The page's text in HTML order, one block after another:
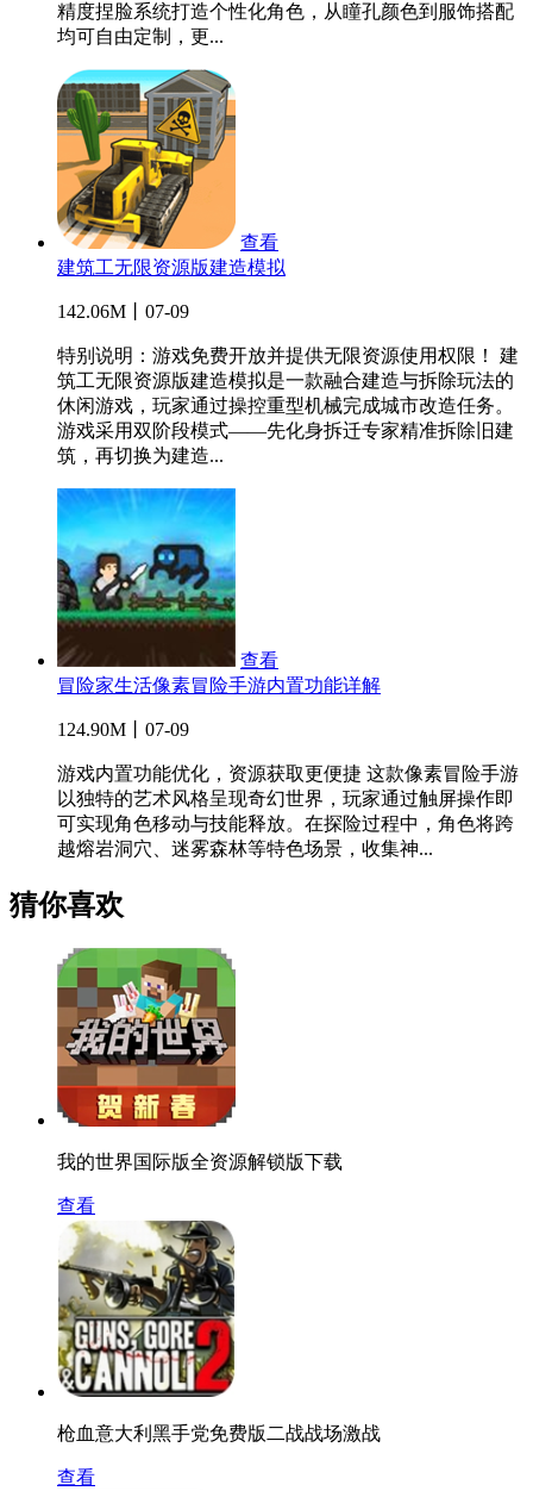
精度捏脸系统打造个性化角色，从瞳孔颜色到服饰搭配
均可自由定制，更...
查看
建筑工无限资源版建造模拟
142.06M丨07-09
特别说明：游戏免费开放并提供无限资源使用权限！ 建
筑工无限资源版建造模拟是一款融合建造与拆除玩法的
休闲游戏，玩家通过操控重型机械完成城市改造任务。
游戏采用双阶段模式——先化身拆迁专家精准拆除旧建
筑，再切换为建造...
查看
冒险家生活像素冒险手游内置功能详解
124.90M丨07-09
游戏内置功能优化，资源获取更便捷 这款像素冒险手游
以独特的艺术风格呈现奇幻世界，玩家通过触屏操作即
可实现角色移动与技能释放。在探险过程中，角色将跨
越熔岩洞穴、迷雾森林等特色场景，收集神...
猜你喜欢
我的世界国际版全资源解锁版下载
查看
枪血意大利黑手党免费版二战战场激战
查看